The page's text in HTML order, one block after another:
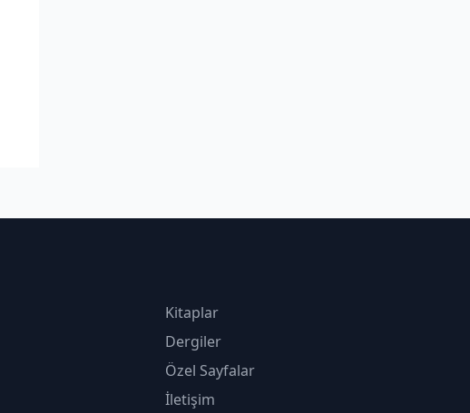
Kitaplar
Dergiler
Özel Sayfalar
İletişim